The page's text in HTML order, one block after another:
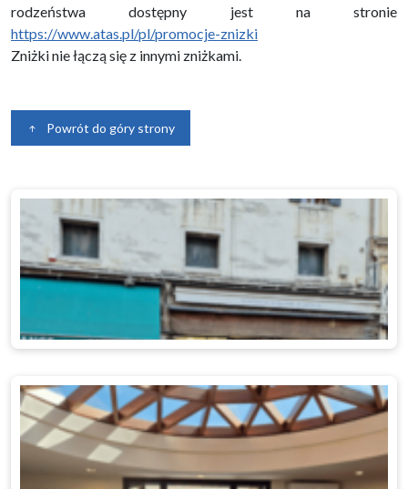
rodzeństwa dostępny jest na stronie
https://www.atas.pl/pl/promocje-znizki
Zniżki nie łączą się z innymi zniżkami.
Powrót do góry strony